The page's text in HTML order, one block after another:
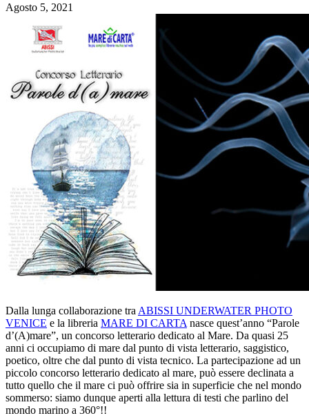
Agosto 5, 2021
Dalla lunga collaborazione tra ABISSI UNDERWATER PHOTO
VENICE e la libreria MARE DI CARTA nasce quest’anno “Parole
d’(A)mare”, un concorso letterario dedicato al Mare. Da quasi 25
anni ci occupiamo di mare dal punto di vista letterario, saggistico,
poetico, oltre che dal punto di vista tecnico. La partecipazione ad un
piccolo concorso letterario dedicato al mare, può essere declinata a
tutto quello che il mare ci può offrire sia in superficie che nel mondo
sommerso: siamo dunque aperti alla lettura di testi che parlino del
mondo marino a 360°!!